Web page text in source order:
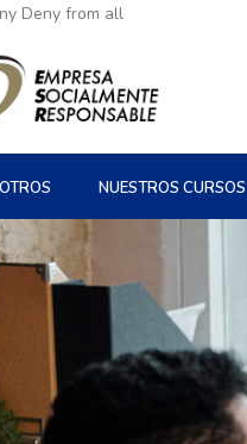
Deny from all
NUESTROS CURSOS